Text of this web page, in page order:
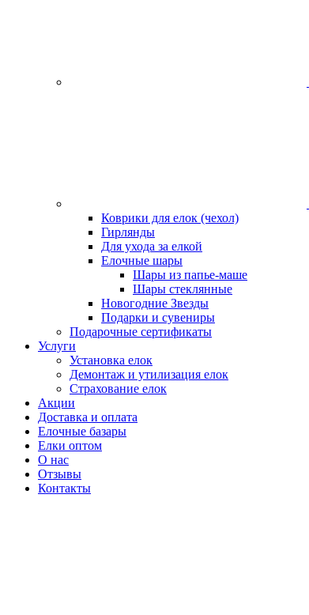
Коврики для елок (чехол)
Гирлянды
Для ухода за елкой
Елочные шары
Шары из папье-маше
Шары стеклянные
Новогодние Звезды
Подарки и сувениры
Подарочные сертификаты
Услуги
Установка елок
Демонтаж и утилизация елок
Страхование елок
Акции
Доставка и оплата
Елочные базары
Елки оптом
О нас
Отзывы
Контакты